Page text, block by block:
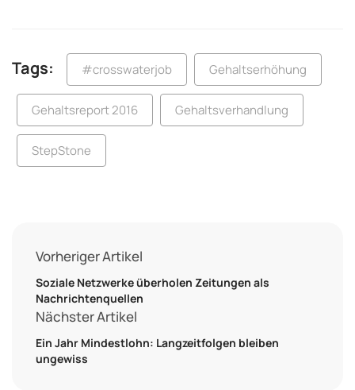
Tags: #crosswaterjob Gehaltserhöhung
Gehaltsreport 2016 Gehaltsverhandlung
StepStone
Vorheriger Artikel
Soziale Netzwerke überholen Zeitungen als
Nachrichtenquellen
Nächster Artikel
Ein Jahr Mindestlohn: Langzeitfolgen bleiben
ungewiss